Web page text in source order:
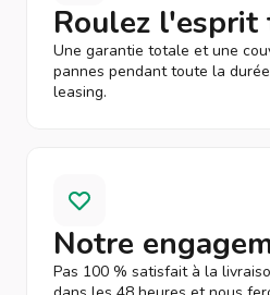
Roulez
Une garantie totale et une
pannes pendant toute la
leasing.
Notre
Pas 100 % satisfait à la